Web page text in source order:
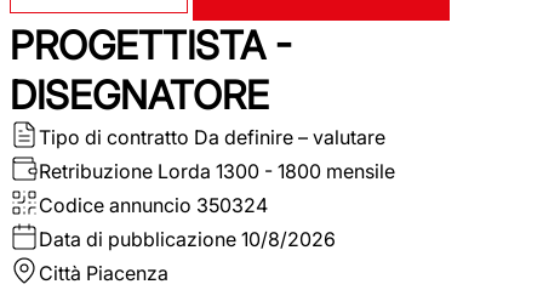
PROGETTISTA -
DISEGNATORE
Tipo di contratto Da definire – valutare
Retribuzione Lorda 1300 - 1800 mensile
Codice annuncio 350324
Data di pubblicazione 10/8/2026
Città Piacenza